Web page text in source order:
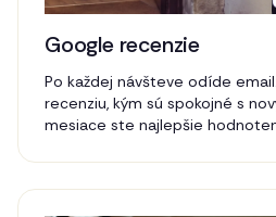
Google recenzie
Po každej návšteve odíde
recenziu, kým sú spokojné s
mesiace ste najlepšie